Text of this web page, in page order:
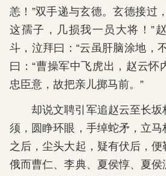
恙！”双手递与玄德。玄德接过
这孺子，几损我一员大将！”
斗，泣拜曰：“云虽肝脑涂地，
曰：“曹操军中飞虎出，赵云怀
忠臣意，故把亲儿掷马前。”
却说文聘引军追赵云至长
须，圆睁环眼，手绰蛇矛，立
之后，尘头大起，疑有伏后，便
俄而曹仁、李典、夏侯惇、夏